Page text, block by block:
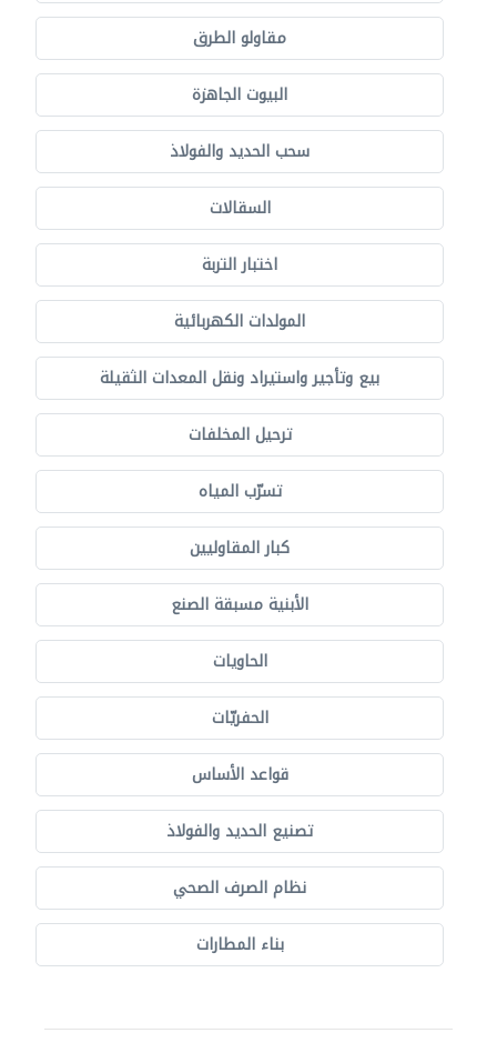
مقاولو الطرق
البيوت الجاهزة
سحب الحديد والفولاذ
السقالات
اختبار التربة
المولدات الكهربائية
بيع وتأجير واستيراد ونقل المعدات الثقيلة
ترحيل المخلفات
تسرّب المياه
كبار المقاوليين
الأبنية مسبقة الصنع
الحاويات
الحفريّات
قواعد الأساس
تصنيع الحديد والفولاذ
نظام الصرف الصحي
بناء المطارات